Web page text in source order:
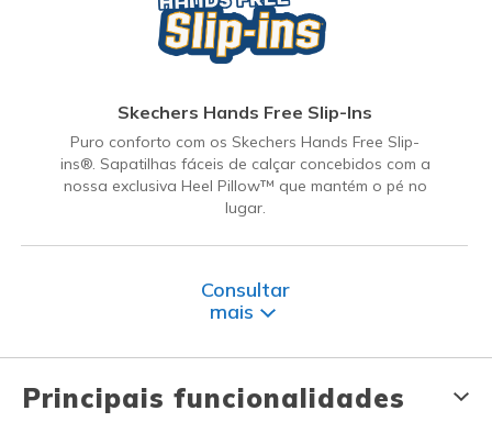
Skechers Hands Free Slip-Ins
Puro conforto com os Skechers Hands Free Slip-
ins®. Sapatilhas fáceis de calçar concebidos com a
nossa exclusiva Heel Pillow™ que mantém o pé no
lugar.
Consultar
mais
Principais funcionalidades